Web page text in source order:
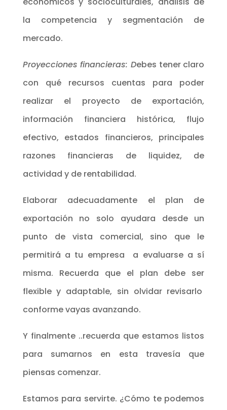
la competencia y segmentación de
mercado.
Proyecciones financieras: Debes tener claro
con qué recursos cuentas para poder
realizar el proyecto de exportación,
información financiera histórica, flujo
efectivo, estados financieros, principales
razones financieras de liquidez, de
actividad y de rentabilidad.
Elaborar adecuadamente el plan de
exportación no solo ayudara desde un
punto de vista comercial, sino que le
permitirá a tu empresa a evaluarse a sí
misma. Recuerda que el plan debe ser
flexible y adaptable, sin olvidar revisarlo
conforme vayas avanzando.
Y finalmente ..recuerda que estamos listos
para sumarnos en esta travesía que
piensas comenzar.
Estamos para servirte. ¿Cómo te podemos